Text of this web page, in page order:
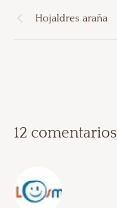
Hojaldres araña
12 comentarios